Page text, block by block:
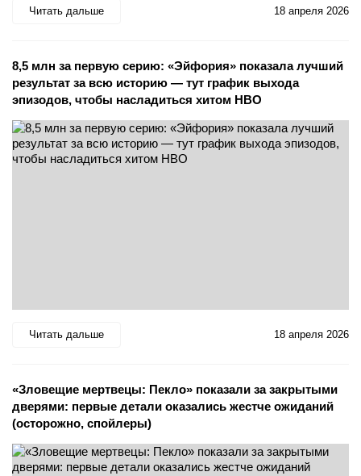
Читать дальше 18 апреля 2026
8,5 млн за первую серию: «Эйфория» показала лучший
результат за всю историю — тут график выхода
эпизодов, чтобы насладиться хитом HBO
Читать дальше 18 апреля 2026
«Зловещие мертвецы: Пекло» показали за закрытыми
дверями: первые детали оказались жестче ожиданий
(осторожно, спойлеры)